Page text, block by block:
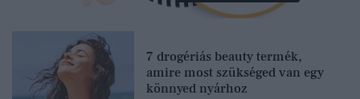
7 drogériás beauty termék,
amire most szükséged van egy
könnyed nyárhoz